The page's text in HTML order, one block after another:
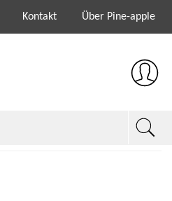
Kontakt Über Pine-apple